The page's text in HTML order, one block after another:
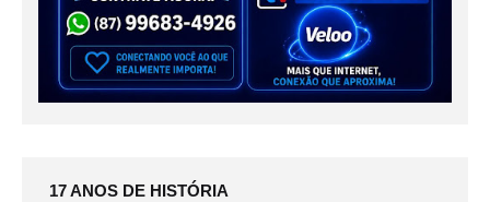
17 ANOS DE HISTÓRIA